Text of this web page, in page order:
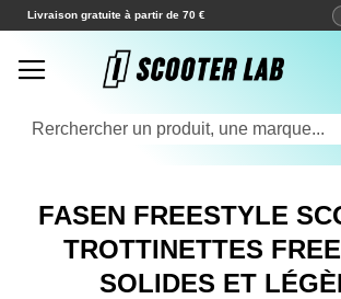
Allez
contenu
Livraison gratuite à partir de 70 €
FASEN FREESTYLE
TROTTINETTES
SOLIDES ET